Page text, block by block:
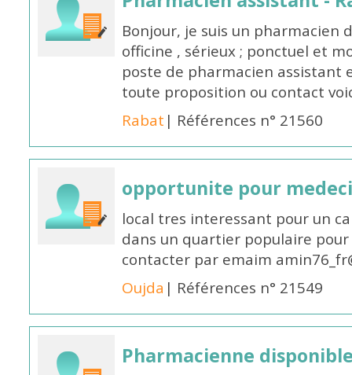
Bonjour, je suis un pharmacien
officine , sérieux ; ponctuel et
poste de pharmacien
toute proposition ou contact
Rabat | Références n° 21560
opportunite pour
local tres interessant pour un
dans un quartier populaire
contacter par emaim
Oujda | Références n° 21549
Pharmacienne